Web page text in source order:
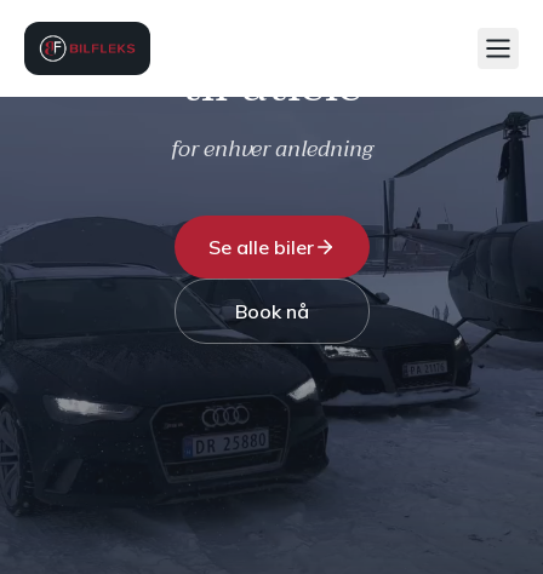
Kvalitetsbiler
til utleie
for enhver anledning
Se alle biler
Book nå